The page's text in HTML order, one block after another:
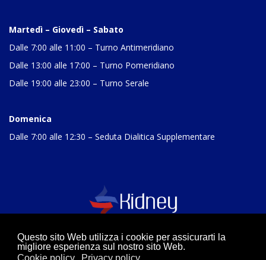
Questo sito Web utilizza i cookie per assicurarti la
migliore esperienza sul nostro sito Web.
Martedì – Giovedì – Sabato
Dalle 7:00 alle 11:00 – Turno Antimeridiano
Dalle 13:00 alle 17:00 – Turno Pomeridiano
Dalle 19:00 alle 23:00 – Turno Serale
Domenica
Dalle 7:00 alle 12:30 – Seduta Dialitica Supplementare